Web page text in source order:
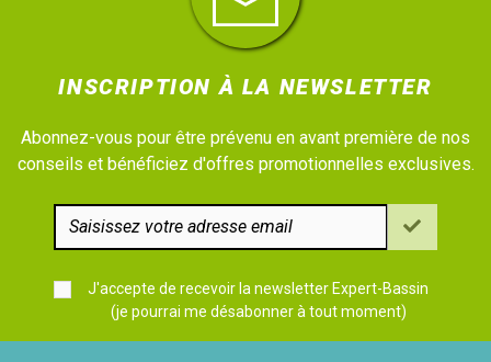
INSCRIPTION À LA NEWSLETTER
Abonnez-vous pour être prévenu en avant première de nos
conseils et bénéficiez d'offres promotionnelles exclusives.
J'accepte de recevoir la newsletter Expert-Bassin
(je pourrai me désabonner à tout moment)